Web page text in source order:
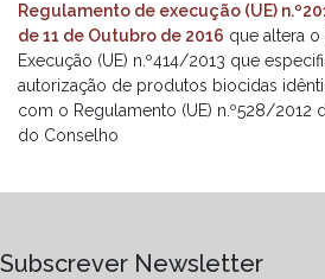
Regulamento de execução (UE)
de 11 de Outubro de 2016 que altera
Execução (UE) n.º414/2013 que
autorização de produtos biocidas
com o Regulamento (UE) n.º528/2012
do Conselho
Subscrever Newsletter